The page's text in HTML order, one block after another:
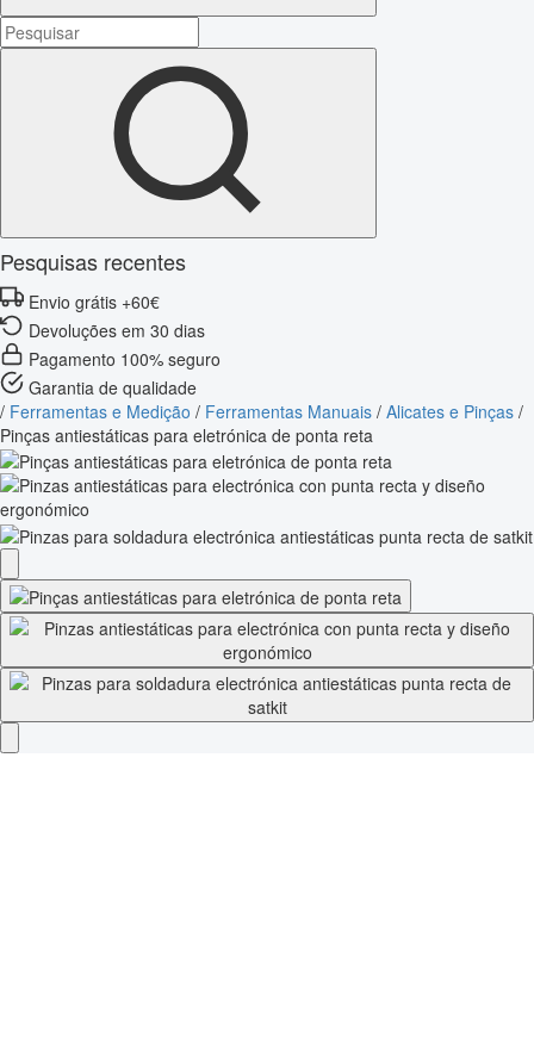
Pesquisas recentes
Envio grátis +60€
Devoluções em 30 dias
Pagamento 100% seguro
Garantia de qualidade
/ Ferramentas e Medição / Ferramentas Manuais / Alicates e Pinças /
Pinças antiestáticas para eletrónica de ponta reta